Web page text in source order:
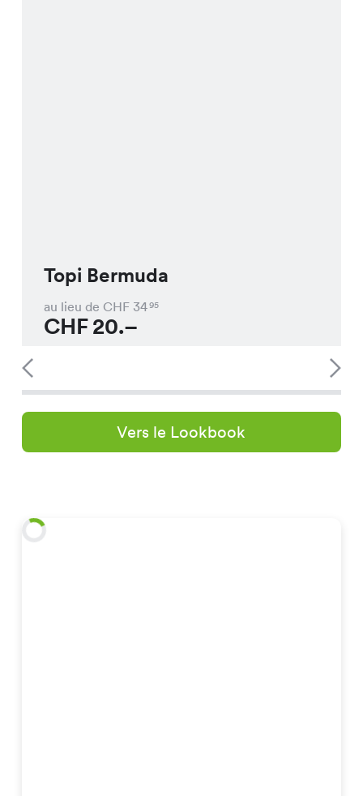
Topi Bermuda
au lieu de CHF 3495
CHF20.–
Vers le Lookbook